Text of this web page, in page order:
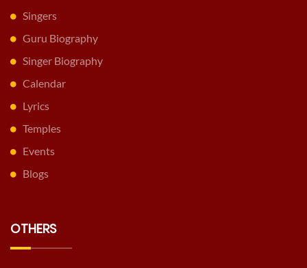
Singers
Guru Biography
Singer Biography
Calendar
Lyrics
Temples
Events
Blogs
OTHERS